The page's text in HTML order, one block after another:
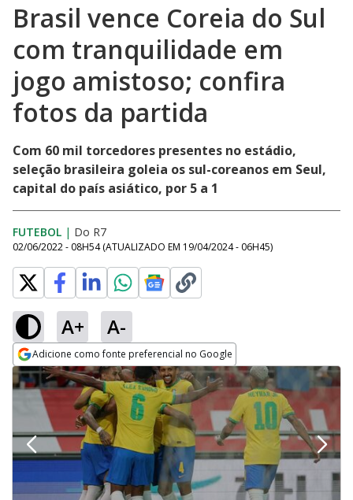
Brasil vence Coreia do Sul
com tranquilidade em
jogo amistoso; confira
fotos da partida
Com 60 mil torcedores presentes no estádio,
seleção brasileira goleia os sul-coreanos em Seul,
capital do país asiático, por 5 a 1
FUTEBOL | Do R7
02/06/2022 - 08H54 (ATUALIZADO EM 19/04/2024 - 06H45)
A+ A-
Adicione como fonte preferencial no Google
Opens in new window